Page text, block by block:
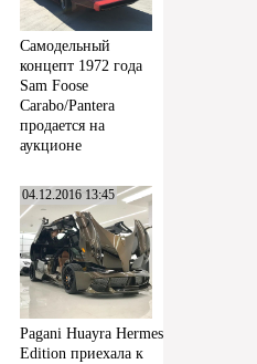
Самодельный
концепт 1972 года
Sam Foose
Carabo/Pantera
продается на
аукционе
04.12.2016 13:45
Pagani Huayra Hermes
Edition приехала к